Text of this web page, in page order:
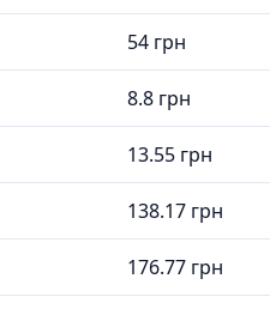
54 грн
8.8 грн
13.55 грн
138.17 грн
176.77 грн